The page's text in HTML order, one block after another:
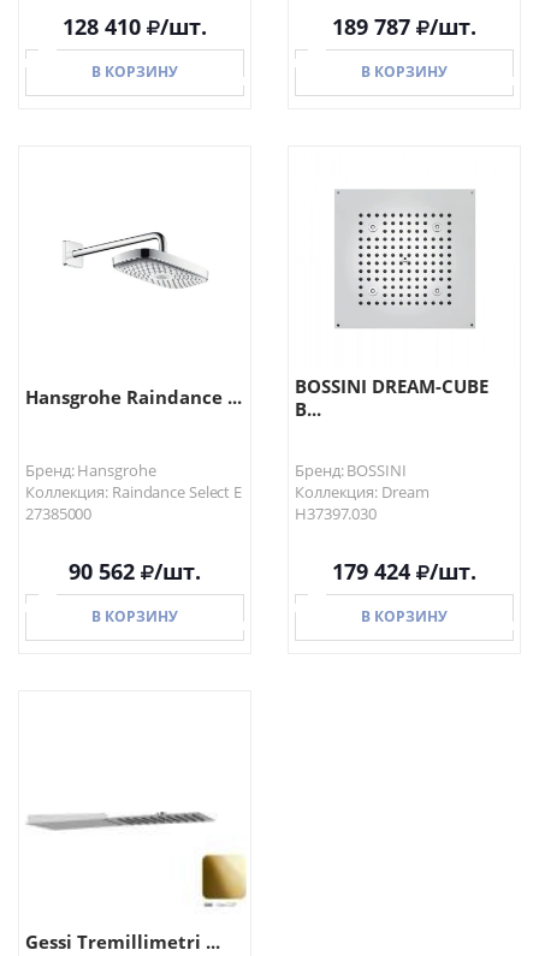
128 410 /шт.
В КОРЗИНУ
189 787 /шт.
В КОРЗИНУ
Hansgrohe Raindance ...
Бренд: Hansgrohe
Коллекция: Raindance Select E
27385000
90 562 /шт.
В КОРЗИНУ
BOSSINI DREAM-CUBE
В...
Бренд: BOSSINI
Коллекция: Dream
H37397.030
179 424 /шт.
В КОРЗИНУ
Gessi Tremillimetri ...